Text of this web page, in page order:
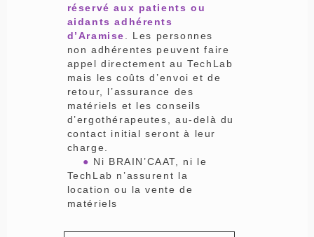
réservé aux patients ou
aidants adhérents
d’Aramise
. Les personnes
non adhérentes peuvent faire
appel directement au TechLab
mais les coûts d’envoi et de
retour, l’assurance des
matériels et les conseils
d’ergothérapeutes, au-delà du
contact initial seront à leur
charge.
● Ni BRAIN’CAAT, ni le
TechLab n’assurent la
location ou la vente de
matériels